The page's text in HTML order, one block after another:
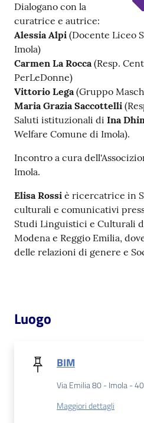
Seguici
su
Catalogo
on line
Eventi
Chiedi al
Orari
Dialogano con la
curatrice e autrice:
Alessia Alpi (Docente Liceo
Imola)
Carmen La Rocca(Resp.
PerLeDonne)
Vittorio Lega(Gruppo
Maria Grazia Saccottelli
Saluti istituzionali di Ina
Welfare Comune di Imola).
Incontro a cura
Imola.
Elisa Rossi è ricercatrice in
culturali e comunicativi
Studi Linguistici e Culturali
Modena e Reggio Emilia,
delle relazioni di genere e
Luogo
BIM
Via Emilia 80 - Imola -
Maggiori dettagli